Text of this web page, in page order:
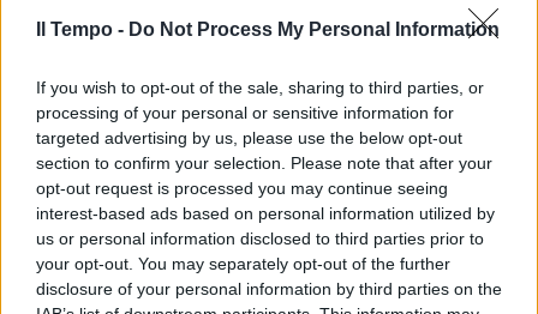
Il Tempo - Do Not Process My Personal Information
If you wish to opt-out of the sale, sharing to third parties, or
processing of your personal or sensitive information for
targeted advertising by us, please use the below opt-out
section to confirm your selection. Please note that after your
opt-out request is processed you may continue seeing
interest-based ads based on personal information utilized by
us or personal information disclosed to third parties prior to
your opt-out. You may separately opt-out of the further
disclosure of your personal information by third parties on the